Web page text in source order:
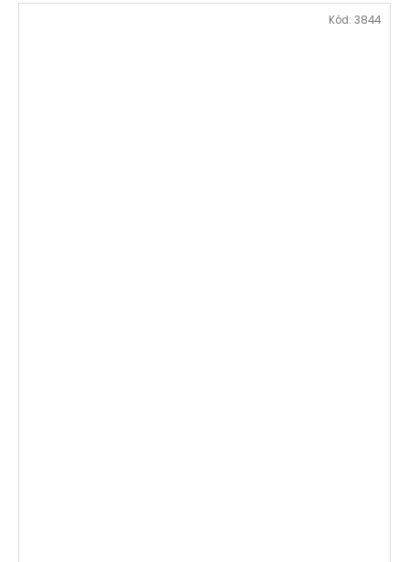
Kód: 3844